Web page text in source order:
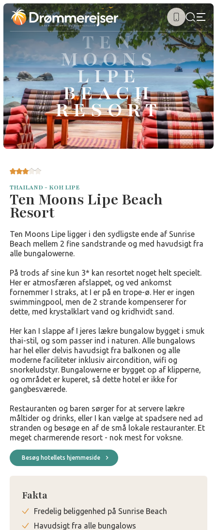
TEN
MOONS
LIPE
BEACH
RESORT
THAILAND - KOH LIPE
Ten Moons Lipe Beach
Resort
Ten Moons Lipe ligger i den sydligste ende af Sunrise
Beach mellem 2 fine sandstrande og med havudsigt fra
alle bungalowerne.
På trods af sine kun 3* kan resortet noget helt specielt.
Her er atmosfæren afslappet, og ved ankomst
fornemmer I straks, at I er på en trope-ø. Her er ingen
swimmingpool, men de 2 strande kompenserer for
dette, med krystalklart vand og kridhvidt sand.
Her kan I slappe af I jeres lækre bungalow bygget i smuk
thai-stil, og som passer ind i naturen. Alle bungalows
har hel eller delvis havudsigt fra balkonen og alle
moderne faciliteter inklusiv aircondition, wifi og
snorkeludstyr. Bungalowerne er bygget op af klipperne,
og området er kuperet, så dette hotel er ikke for
gangbesværede.
Restauranten og baren sørger for at servere lækre
måltider og drinks, eller I kan vælge at spadsere ned ad
stranden og besøge en af de små lokale restauranter. Et
meget charmerende resort - nok mest for voksne.
Besøg hotellets hjemmeside
Fakta
Fredelig beliggenhed på Sunrise Beach
Havudsigt fra alle bungalows